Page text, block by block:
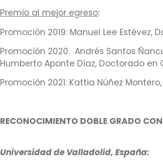
Premio al mejor egreso:
Promoción 2019: Manuel Lee
Promoción 2020: Andrés Santos
Humberto Aponte Díaz, Doctorado en
Promoción 2021: Kattia Núñez
RECONOCIMIENTO DOBLE GRADO
Universidad de Valladolid, España: